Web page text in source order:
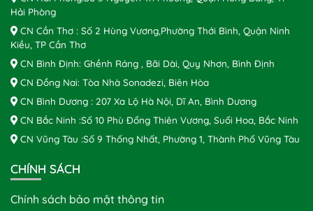
Hải Phòng
CN Cần Thơ : Số 2 Hùng Vương,Phường Thới Bình, Quận Ninh
Kiều, TP Cần Thơ
CN Bình Định: Ghềnh Ráng , Bãi Dài, Quy Nhơn, Bình Định
CN Đồng Nai: Tòa Nhà Sonadezi, Biên Hòa
CN Bình Dương : 207 Xa Lộ Hà Nội, Dĩ An, Bình Dương
CN Bắc Ninh :Số 10 Phù Đổng Thiên Vương, Suối Hoa, Bắc Ninh
CN Vũng Tàu :Số 9 Thống Nhất, Phường 1, Thành Phố Vũng Tàu
CHÍNH SÁCH
Chính sách bảo mật thông tin